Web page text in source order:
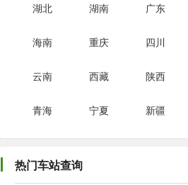
湖北 湖南 广东
海南 重庆 四川
云南 西藏 陕西
青海 宁夏 新疆
热门车站查询